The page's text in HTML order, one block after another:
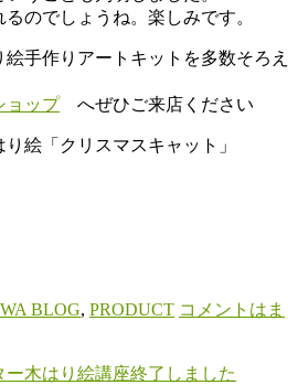
のでしょうね。楽しみです。
手作りアートキットを多数そろえ
ョップへぜひご来店ください
「クリスマスキャット」
BLOG, PRODUCT コメントはま
木はり絵講座終了しました